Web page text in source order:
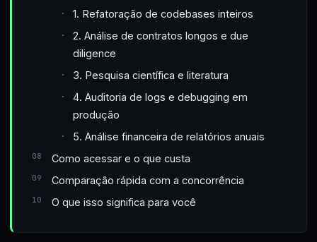
1. Refatoração de codebases inteiros
2. Análise de contratos longos e due
diligence
3. Pesquisa científica e literatura
4. Auditoria de logs e debugging em
produção
5. Análise financeira de relatórios anuais
Como acessar e o que custa
Comparação rápida com a concorrência
O que isso significa para você